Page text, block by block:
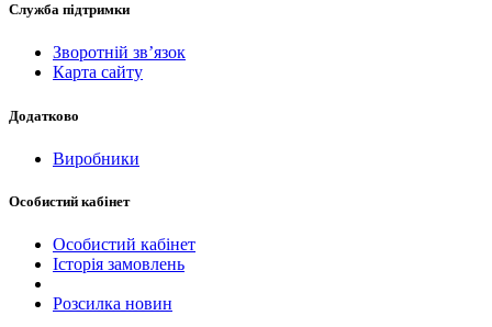
Служба підтримки
Зворотній зв’язок
Карта сайту
Додатково
Виробники
Особистий кабінет
Особистий кабінет
Історія замовлень
Розсилка новин